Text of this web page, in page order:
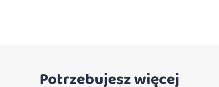
Potrzebujesz więcej